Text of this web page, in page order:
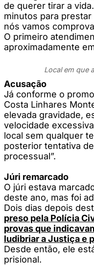
de querer tirar a
minutos para
nós vamos
O primeiro
aproximadamente
Local em que
Acusação
Já conforme o
Costa Linhares
elevada gravidade,
velocidade
local sem qualquer
posterior tentativa
processual”.
Júri remarcado
O júri estava
deste ano, mas foi
Dois dias depois
preso pela Polícia
provas que
ludibriar a Justiça e
Desde então, ele
prisional.